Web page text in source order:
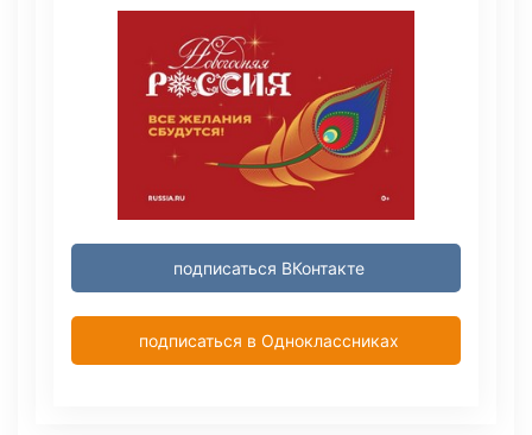
подписаться ВКонтакте
подписаться в Одноклассниках